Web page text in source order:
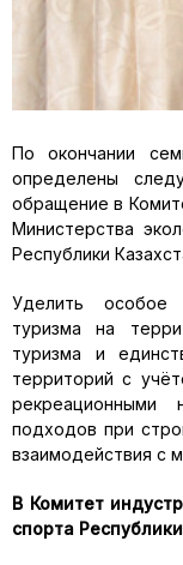
По окончании
определены
обращение в
Министерства
Республики
Уделить особое
туризма на
туризма и
территорий с
рекреационными
подходов при
взаимодействия с
В Комитет
спорта